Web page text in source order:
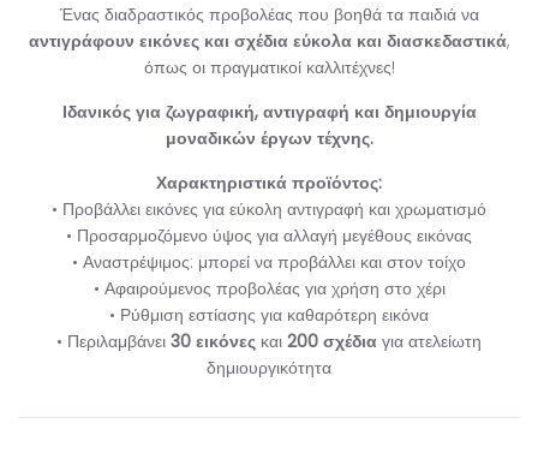
Ένας διαδραστικός προβολέας που βοηθά τα παιδιά να
αντιγράφουν εικόνες και σχέδια εύκολα και διασκεδαστικά,
όπως οι πραγματικοί καλλιτέχνες!
Ιδανικός για ζωγραφική, αντιγραφή και δημιουργία
μοναδικών έργων τέχνης.
Χαρακτηριστικά προϊόντος:
• Προβάλλει εικόνες για εύκολη αντιγραφή και χρωματισμό
• Προσαρμοζόμενο ύψος για αλλαγή μεγέθους εικόνας
• Αναστρέψιμος: μπορεί να προβάλλει και στον τοίχο
• Αφαιρούμενος προβολέας για χρήση στο χέρι
• Ρύθμιση εστίασης για καθαρότερη εικόνα
• Περιλαμβάνει 30 εικόνες και 200 σχέδια για ατελείωτη
δημιουργικότητα